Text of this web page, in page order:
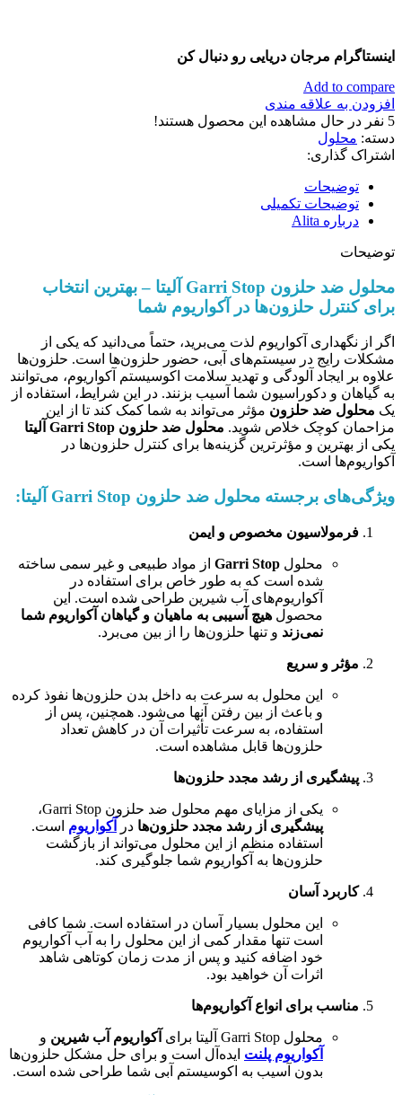
اینستاگرام مرجان دریایی رو دنبال کن
Add to compare
افزودن به علاقه مندی
5 نفر در حال مشاهده این محصول هستند!
دسته: محلول
اشتراک گذاری:
توضیحات
توضیحات تکمیلی
درباره Alita
توضیحات
محلول ضد حلزون Garri Stop آلیتا – بهترین انتخاب
برای کنترل حلزون‌ها در آکواریوم شما
اگر از نگهداری آکواریوم لذت می‌برید، حتماً می‌دانید که یکی از
مشکلات رایج در سیستم‌های آبی، حضور حلزون‌ها است. حلزون‌ها
علاوه بر ایجاد آلودگی و تهدید سلامت اکوسیستم آکواریوم، می‌توانند
به گیاهان و دکوراسیون شما آسیب بزنند. در این شرایط، استفاده از
یک محلول ضد حلزون مؤثر می‌تواند به شما کمک کند تا از این
مزاحمان کوچک خلاص شوید. محلول ضد حلزون Garri Stop آلیتا
یکی از بهترین و مؤثرترین گزینه‌ها برای کنترل حلزون‌ها در
آکواریوم‌ها است.
ویژگی‌های برجسته محلول ضد حلزون Garri Stop آلیتا:
فرمولاسیون مخصوص و ایمن
محلول Garri Stop از مواد طبیعی و غیر سمی ساخته
شده است که به طور خاص برای استفاده در
آکواریوم‌های آب شیرین طراحی شده است. این
محصول هیچ آسیبی به ماهیان و گیاهان آکواریوم شما
نمی‌زند و تنها حلزون‌ها را از بین می‌برد.
مؤثر و سریع
این محلول به سرعت به داخل بدن حلزون‌ها نفوذ کرده
و باعث از بین رفتن آنها می‌شود. همچنین، پس از
استفاده، به سرعت تأثیرات آن در کاهش تعداد
حلزون‌ها قابل مشاهده است.
پیشگیری از رشد مجدد حلزون‌ها
یکی از مزایای مهم محلول ضد حلزون Garri Stop،
پیشگیری از رشد مجدد حلزون‌ها در آکواریوم است.
استفاده منظم از این محلول می‌تواند از بازگشت
حلزون‌ها به آکواریوم شما جلوگیری کند.
کاربرد آسان
این محلول بسیار آسان در استفاده است. شما کافی
است تنها مقدار کمی از این محلول را به آب آکواریوم
خود اضافه کنید و پس از مدت زمان کوتاهی شاهد
اثرات آن خواهید بود.
مناسب برای انواع آکواریوم‌ها
محلول Garri Stop آلیتا برای آکواریوم‌ آب شیرین و
آکواریوم‌ پلنت ایده‌آل است و برای حل مشکل حلزون‌ها
بدون آسیب به اکوسیستم آبی شما طراحی شده است.